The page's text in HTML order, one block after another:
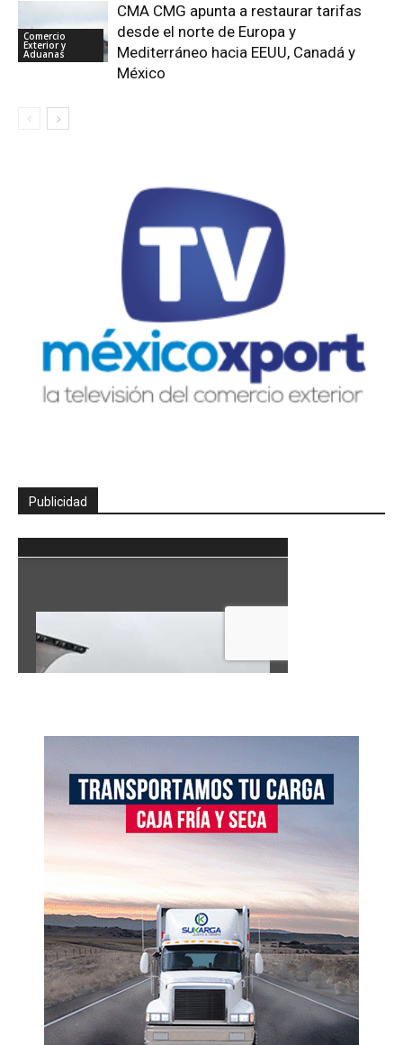
Comercio
Exterior y
Aduanas
CMA CMG apunta a restaurar tarifas
desde el norte de Europa y
Mediterráneo hacia EEUU, Canadá y
México
Publicidad